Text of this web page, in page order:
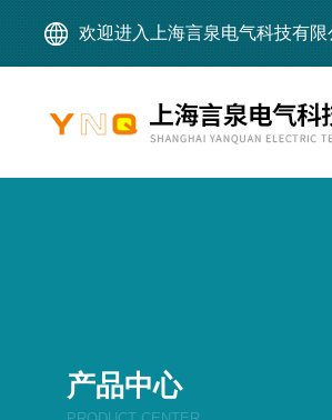
欢迎进入上海言泉电气科技有限
产品中心